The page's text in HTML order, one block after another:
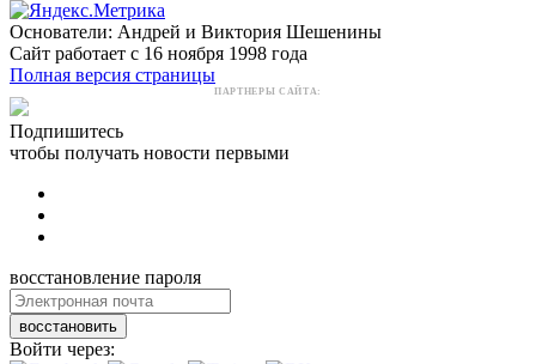
Основатели: Андрей и Виктория Шешенины
Сайт работает с 16 ноября 1998 года
Полная версия страницы
ПАРТНЕРЫ САЙТА:
Подпишитесь
чтобы получать новости первыми
восстановление пароля
восстановить
Войти через: